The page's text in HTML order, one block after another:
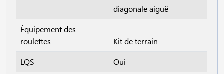
diagonale aiguë
Équipement des
roulettes
Kit de terrain
LQS
Oui